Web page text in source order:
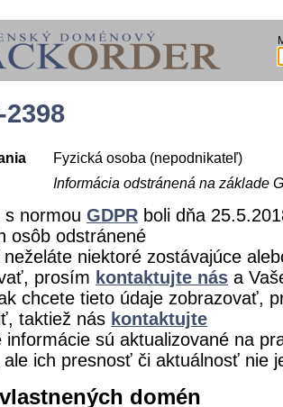
2398
Fyzická osoba (nepodnikateľ)
Informácia odstránená na základe
s normou GDPR boli dňa
osôb odstránené
niektoré zostávajúce
prosím kontaktujte nás a
chcete tieto údaje zobrazovať,
taktiež nás kontaktujte
informácie sú aktualizované na
ale ich presnosť či aktuálnosť nie
domén